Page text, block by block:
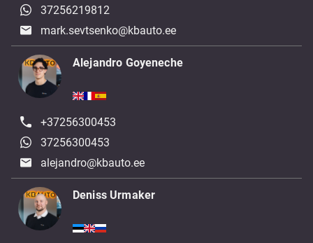
37256219812
mark.sevtsenko@kbauto.ee
Alejandro Goyeneche
+37256300453
37256300453
alejandro@kbauto.ee
Deniss Urmaker